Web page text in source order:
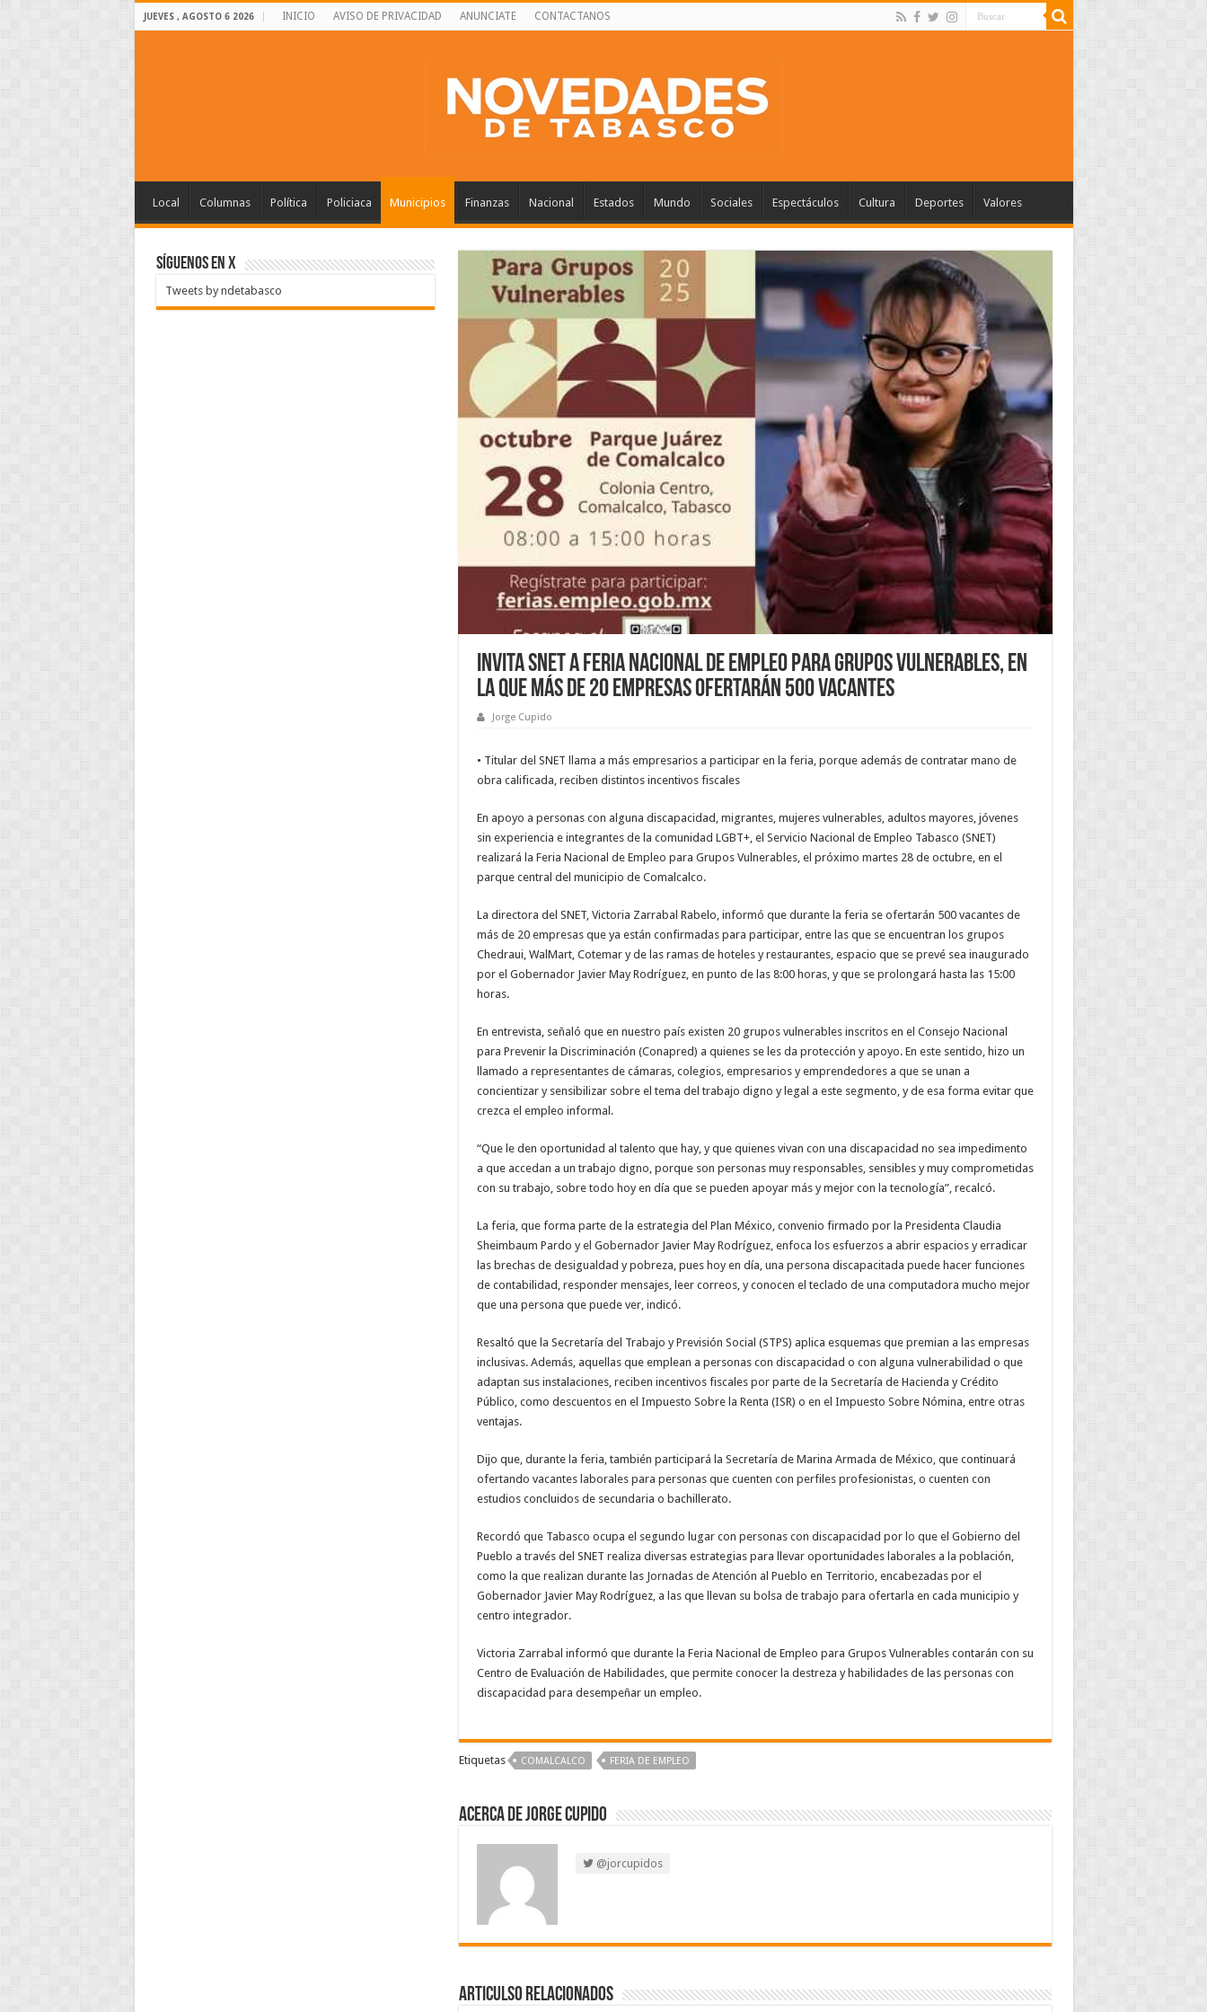
JUEVES , AGOSTO 6 2026 INICIO AVISO DE PRIVACIDAD ANUNCIATE CONTACTANOS
Local Columnas Política Policiaca Municipios Finanzas Nacional Estados Mundo Sociales Espectáculos Cultura Deportes Valores
Invita SNET a Feria Nacional de Empleo para Grupos Vulnerables, en
la que más de 20 empresas ofertarán 500 vacantes
Jorge Cupido
• Titular del SNET llama a más empresarios a participar en la feria, porque además de contratar mano de
obra calificada, reciben distintos incentivos fiscales
En apoyo a personas con alguna discapacidad, migrantes, mujeres vulnerables, adultos mayores, jóvenes
sin experiencia e integrantes de la comunidad LGBT+, el Servicio Nacional de Empleo Tabasco (SNET)
realizará la Feria Nacional de Empleo para Grupos Vulnerables, el próximo martes 28 de octubre, en el
parque central del municipio de Comalcalco.
La directora del SNET, Victoria Zarrabal Rabelo, informó que durante la feria se ofertarán 500 vacantes de
más de 20 empresas que ya están confirmadas para participar, entre las que se encuentran los grupos
Chedraui, WalMart, Cotemar y de las ramas de hoteles y restaurantes, espacio que se prevé sea inaugurado
por el Gobernador Javier May Rodríguez, en punto de las 8:00 horas, y que se prolongará hasta las 15:00
horas.
En entrevista, señaló que en nuestro país existen 20 grupos vulnerables inscritos en el Consejo Nacional
para Prevenir la Discriminación (Conapred) a quienes se les da protección y apoyo. En este sentido, hizo un
llamado a representantes de cámaras, colegios, empresarios y emprendedores a que se unan a
concientizar y sensibilizar sobre el tema del trabajo digno y legal a este segmento, y de esa forma evitar que
crezca el empleo informal.
“Que le den oportunidad al talento que hay, y que quienes vivan con una discapacidad no sea impedimento
a que accedan a un trabajo digno, porque son personas muy responsables, sensibles y muy comprometidas
con su trabajo, sobre todo hoy en día que se pueden apoyar más y mejor con la tecnología”, recalcó.
La feria, que forma parte de la estrategia del Plan México, convenio firmado por la Presidenta Claudia
Sheimbaum Pardo y el Gobernador Javier May Rodríguez, enfoca los esfuerzos a abrir espacios y erradicar
las brechas de desigualdad y pobreza, pues hoy en día, una persona discapacitada puede hacer funciones
de contabilidad, responder mensajes, leer correos, y conocen el teclado de una computadora mucho mejor
que una persona que puede ver, indicó.
Resaltó que la Secretaría del Trabajo y Previsión Social (STPS) aplica esquemas que premian a las empresas
inclusivas. Además, aquellas que emplean a personas con discapacidad o con alguna vulnerabilidad o que
adaptan sus instalaciones, reciben incentivos fiscales por parte de la Secretaría de Hacienda y Crédito
Público, como descuentos en el Impuesto Sobre la Renta (ISR) o en el Impuesto Sobre Nómina, entre otras
ventajas.
Dijo que, durante la feria, también participará la Secretaría de Marina Armada de México, que continuará
ofertando vacantes laborales para personas que cuenten con perfiles profesionistas, o cuenten con
estudios concluidos de secundaria o bachillerato.
Recordó que Tabasco ocupa el segundo lugar con personas con discapacidad por lo que el Gobierno del
Pueblo a través del SNET realiza diversas estrategias para llevar oportunidades laborales a la población,
como la que realizan durante las Jornadas de Atención al Pueblo en Territorio, encabezadas por el
Gobernador Javier May Rodríguez, a las que llevan su bolsa de trabajo para ofertarla en cada municipio y
centro integrador.
Victoria Zarrabal informó que durante la Feria Nacional de Empleo para Grupos Vulnerables contarán con su
Centro de Evaluación de Habilidades, que permite conocer la destreza y habilidades de las personas con
discapacidad para desempeñar un empleo.
Etiquetas COMALCALCO FERIA DE EMPLEO
Acerca de Jorge Cupido
@jorcupidos
Articulso Relacionados
SÍGUENOS EN X
Tweets by ndetabasco